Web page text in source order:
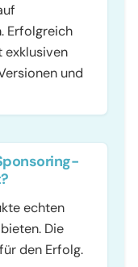
Erfolgreich
und
echten
Die
den Erfolg.